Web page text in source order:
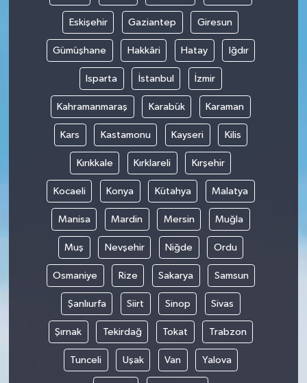
Eskişehir Gaziantep Giresun
Gümüşhane Hakkâri Hatay Iğdır
Isparta İstanbul İzmir
Kahramanmaraş Karabük Karaman
Kars Kastamonu Kayseri Kilis
Kırıkkale Kırklareli Kırşehir
Kocaeli Konya Kütahya Malatya
Manisa Mardin Mersin Muğla
Muş Nevşehir Niğde Ordu
Osmaniye Rize Sakarya Samsun
Şanlıurfa Siirt Sinop Sivas
Şırnak Tekirdağ Tokat Trabzon
Tunceli Uşak Van Yalova